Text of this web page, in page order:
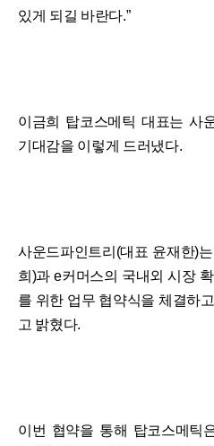
있게 되길 바란다.”
이금희 탑코스메틱 대표는 사
기대감을 이렇게 드러냈다.
사운드파인트리(대표 윤재한)
희)과 e커머스의 국내외 시장
를 위한 업무 협약식을 체결하
고 밝혔다.
이번 협약을 통해 탑코스메틱